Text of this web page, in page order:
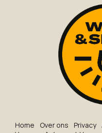
Ho​me O​ve​r on​s Privacy